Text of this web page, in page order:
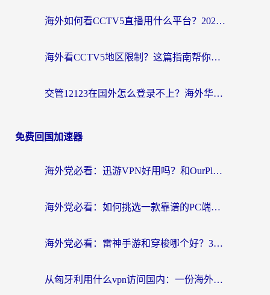
海外如何看CCTV5直播用什么平台？2026最新指南：看欧洲杯、中超、奥运不再卡
海外看CCTV5地区限制？这篇指南帮你流畅看欧洲杯、NBA还听中文解说
交管12123在国外怎么登录不上？海外华人必看的回国加速器选择指南
免费回国加速器
海外党必看：迅游VPN好用吗？和OurPlay VPN对比哪个回国效果更好？附真实体验测评
海外党必看：如何挑选一款靠谱的PC端VPN，让回国冲浪不再卡顿
海外党必看：雷神手游和穿梭哪个好？3步教你选对回国加速器（附实测对比）
从匈牙利用什么vpn访问国内：一份海外游子的网络归乡指南